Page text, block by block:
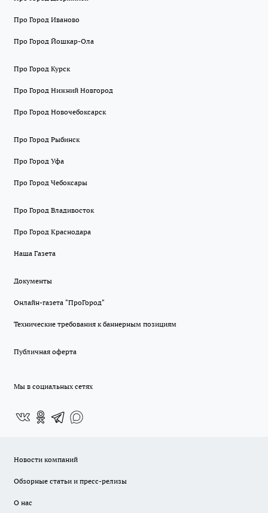
Про Город Иваново
Про Город Йошкар-Ола
Про Город Курск
Про Город Нижний Новгород
Про Город Новочебоксарск
Про Город Рыбинск
Про Город Уфа
Про Город Чебоксары
Про Город Владивосток
Про Город Краснодара
Наша Газета
Документы
Онлайн-газета "ПроГород"
Технические требования к баннерным позициям
Публичная оферта
Мы в социальных сетях
Новости компаний
Обзорные статьи и пресс-релизы
О нас